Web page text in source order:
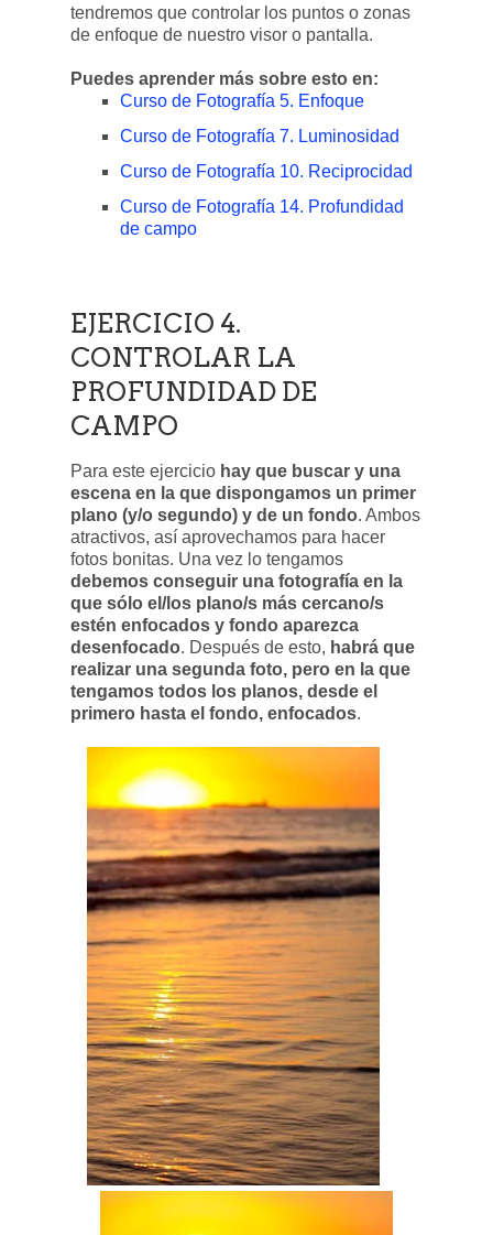
tendremos que controlar los puntos o zonas
de enfoque de nuestro visor o pantalla.
Puedes aprender más sobre esto en:
Curso de Fotografía 5. Enfoque
Curso de Fotografía 7. Luminosidad
Curso de Fotografía 10. Reciprocidad
Curso de Fotografía 14. Profundidad
de campo
EJERCICIO 4.
CONTROLAR LA
PROFUNDIDAD DE
CAMPO
Para este ejercicio hay que buscar y una
escena en la que dispongamos un primer
plano (y/o segundo) y de un fondo. Ambos
atractivos, así aprovechamos para hacer
fotos bonitas. Una vez lo tengamos
debemos conseguir una fotografía en la
que sólo el/los plano/s más cercano/s
estén enfocados y fondo aparezca
desenfocado. Después de esto, habrá que
realizar una segunda foto, pero en la que
tengamos todos los planos, desde el
primero hasta el fondo, enfocados.